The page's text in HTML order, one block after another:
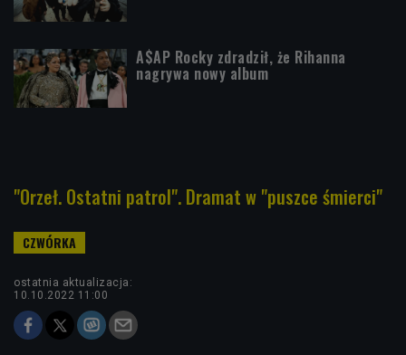
A$AP Rocky zdradził, że Rihanna
nagrywa nowy album
"Orzeł. Ostatni patrol". Dramat w "puszce śmierci"
ostatnia aktualizacja:
10.10.2022 11:00